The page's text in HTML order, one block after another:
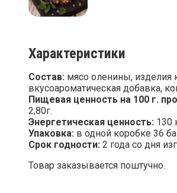
Характеристики
Состав: мясо оленины, изделия
вкусоароматическая добавка,
Пищевая ценность на 100 г.
2,80г.
Энергетическая ценность: 130
Упаковка: в одной коробке 36
Срок годности: 2 года со дня
Товар заказывается поштучно.